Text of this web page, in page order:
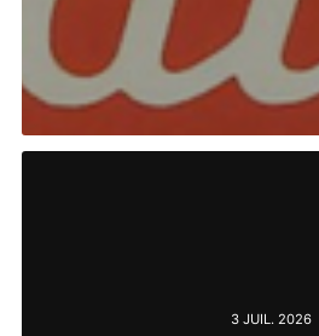
3 JUIL. 2026